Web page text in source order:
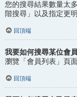
您的搜尋結果數量太
階搜尋」以及指定更
回頂端
我要如何搜尋某位會
瀏覽「會員列表」頁
回頂端